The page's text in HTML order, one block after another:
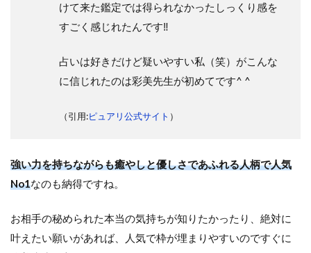
けて来た鑑定では得られなかったしっくり感を
すごく感じれたんです‼︎
占いは好きだけど疑いやすい私（笑）がこんな
に信じれたのは彩美先生が初めてです^ ^
（引用:ピュアリ公式サイト ）
強い力を持ちながらも癒やしと優しさであふれる人柄で人気
No1なのも納得ですね。
お相手の秘められた本当の気持ちが知りたかったり、絶対に
叶えたい願いがあれば、人気で枠が埋まりやすいのですぐに